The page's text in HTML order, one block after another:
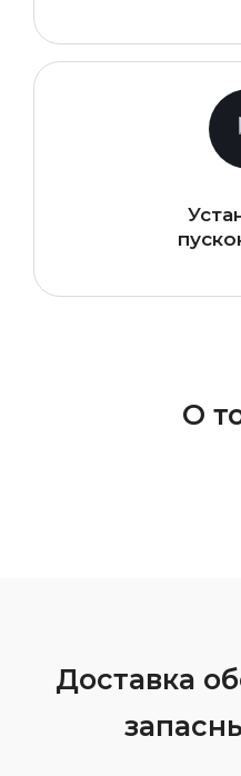
О
Доставка